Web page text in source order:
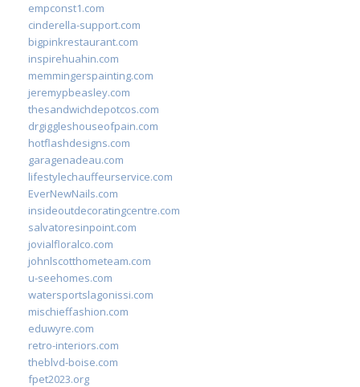
empconst1.com
cinderella-support.com
bigpinkrestaurant.com
inspirehuahin.com
memmingerspainting.com
jeremypbeasley.com
thesandwichdepotcos.com
drgiggleshouseofpain.com
hotflashdesigns.com
garagenadeau.com
lifestylechauffeurservice.com
EverNewNails.com
insideoutdecoratingcentre.com
salvatoresinpoint.com
jovialfloralco.com
johnlscotthometeam.com
u-seehomes.com
watersportslagonissi.com
mischieffashion.com
eduwyre.com
retro-interiors.com
theblvd-boise.com
fpet2023.org